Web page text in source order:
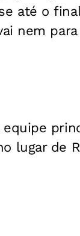
até o
nem
lugar de